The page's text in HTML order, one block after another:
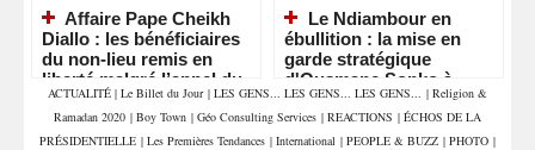
Affaire Pape Cheikh
Diallo : les bénéficiaires
du non-lieu remis en
liberté malgré l’appel du
parquet
Le Ndiambour en
ébullition : la mise en
garde stratégique
d'Ousmane Sonko à
Louga
ACTUALITÉ | Le Billet du Jour | LES GENS... LES GENS... LES GENS... | Religion &
Ramadan 2020 | Boy Town | Géo Consulting Services | REACTIONS | ÉCHOS DE LA
PRÉSIDENTIELLE | Les Premières Tendances | International | PEOPLE & BUZZ | PHOTO |